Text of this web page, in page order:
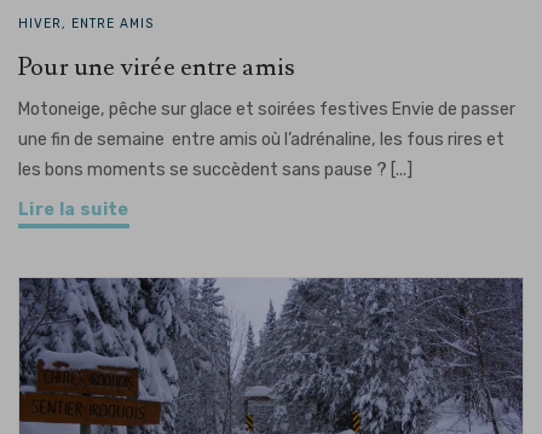
HIVER, ENTRE AMIS
Pour une virée entre amis
Motoneige, pêche sur glace et soirées festives Envie de passer
une fin de semaine entre amis où l’adrénaline, les fous rires et
les bons moments se succèdent sans pause ? [...]
Lire la suite